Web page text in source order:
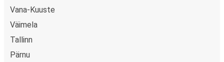
Vana-Kuuste
Väimela
Tallinn
Pärnu